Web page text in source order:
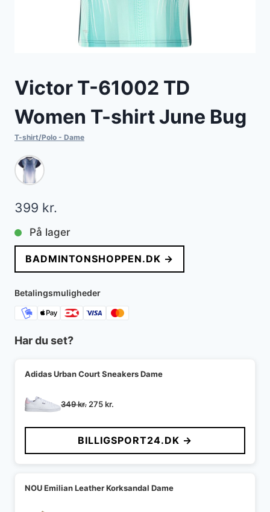
Victor T-61002 TD
Women T-shirt June Bug
T-shirt/Polo - Dame
399 kr.
På lager
BADMINTONSHOPPEN.DK →
Betalingsmuligheder
Har du set?
Adidas Urban Court Sneakers Dame
349kr. Den
pris
var:
349 kr..
275kr.
pris
er:
275 kr..
BILLIGSPORT24.DK →
NOU Emilian Leather Korksandal Dame